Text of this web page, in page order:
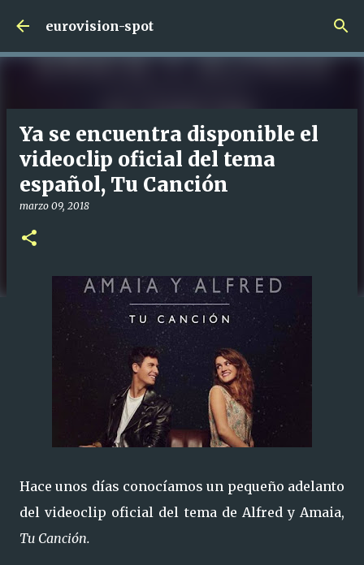
Ir al contenido principal
eurovision-spot
Ya se encuentra disponible el
videoclip oficial del tema
español, Tu Canción
marzo 09, 2018
Hace unos días conocíamos un pequeño adelanto
del videoclip oficial del tema de Alfred y Amaia,
Tu Canción.